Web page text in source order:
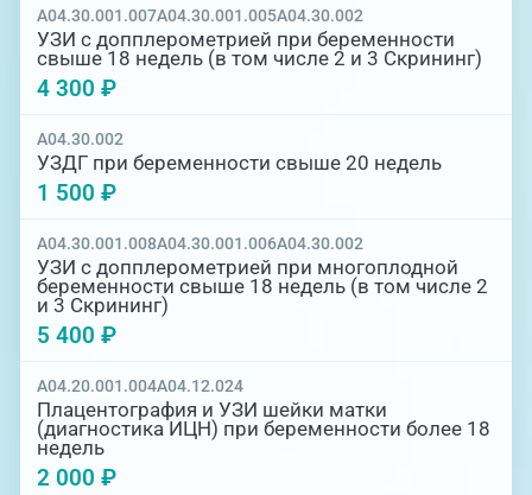
A04.30.001.007A04.30.001.005A04.30.002
УЗИ с допплерометрией при беременности
свыше 18 недель (в том числе 2 и 3 Скрининг)
4 300 ₽
A04.30.002
УЗДГ при беременности свыше 20 недель
1 500 ₽
A04.30.001.008A04.30.001.006A04.30.002
УЗИ с допплерометрией при многоплодной
беременности свыше 18 недель (в том числе 2
и 3 Скрининг)
5 400 ₽
A04.20.001.004A04.12.024
Плацентография и УЗИ шейки матки
(диагностика ИЦН) при беременности более 18
недель
2 000 ₽